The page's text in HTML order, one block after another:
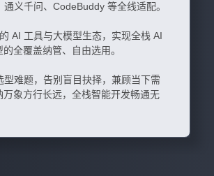
义千问、CodeBuddy 等全线适配。
AI 工具与大模型生态，实现全栈 AI
全覆盖纳管、自由选用。
型难题，告别盲目抉择，兼顾当下需
万象方行长远，全栈智能开发畅通无